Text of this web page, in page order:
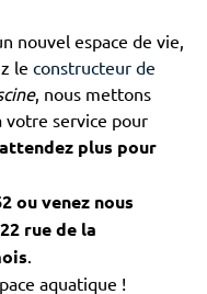
nouvel espace de vie,
le constructeur de
, nous mettons
votre service pour
plus pour
ou venez nous
rue de la
.
aquatique !